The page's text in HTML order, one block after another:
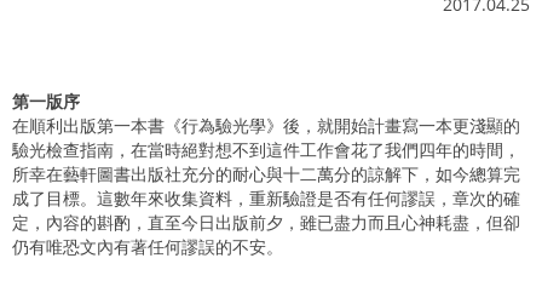
第一版序
在順利出版第一本書《行為驗光學》後，就開始計畫寫一本更淺顯的
驗光檢查指南，在當時絕對想不到這件工作會花了我們四年的時間，
所幸在藝軒圖書出版社充分的耐心與十二萬分的諒解下，如今總算完
成了目標。這數年來收集資料，重新驗證是否有任何謬誤，章次的確
定，內容的斟酌，直至今日出版前夕，雖已盡力而且心神耗盡，但卻
仍有唯恐文內有著任何謬誤的不安。